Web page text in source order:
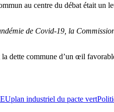
au centre du débat était un
de Covid-19, la
dette commune d’un œil
plan industriel du pacte vert